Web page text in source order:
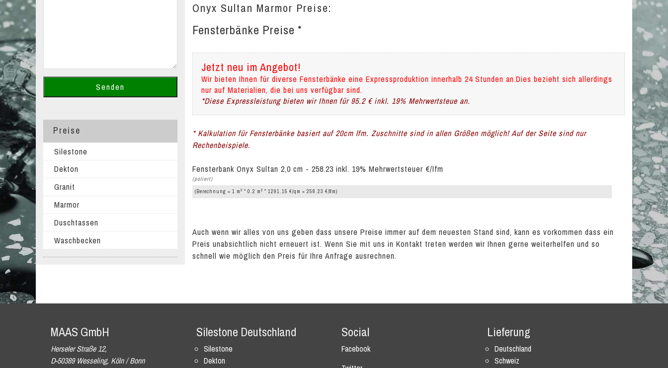
Onyx Sultan Marmor Preise:
Fensterbänke Preise *
Jetzt neu im Angebot!
Wir bieten Ihnen für diverse Fensterbänke eine Expressproduktion innerhalb 24 Stunden an.Dies bezieht sich allerdings
nur auf Materialien, die bei uns verfügbar sind.
*Diese Expressleistung bieten wir Ihnen für 95.2 € inkl. 19% Mehrwertsteue an.
* Kalkulation für Fensterbänke basiert auf 20cm lfm. Zuschnitte sind in allen Größen möglich! Auf der Seite sind nur
Rechenbeispiele.
Fensterbank Onyx Sultan 2,0 cm - 258.23 inkl. 19% Mehrwertsteuer €/lfm
(poliert)
(Berechnung = 1 m 2 * 0.2 m 2 * 1291.15 €/qm = 258.23 €/lfm)
Auch wenn wir alles von uns geben dass unsere Preise immer auf dem neuesten Stand sind, kann es vorkommen dass ein
Preis unabsichtlich nicht erneuert ist. Wenn Sie mit uns in Kontakt treten werden wir Ihnen gerne weiterhelfen und so
schnell wie möglich den Preis für Ihre Anfrage ausrechnen.
Preise
Silestone
Dekton
Granit
Marmor
Duschtassen
Waschbecken
MAAS GmbH
Herseler Straße 12,
D-50389 Wesseling, Köln / Bonn
Silestone Deutschland
Silestone
Dekton
Social
Facebook
Lieferung
Deutschland
Schweiz